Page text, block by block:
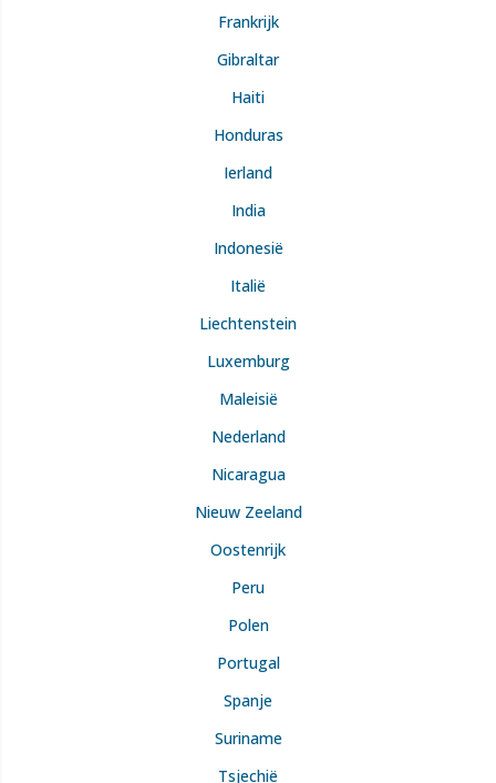
Frankrijk
Gibraltar
Haiti
Honduras
Ierland
India
Indonesië
Italië
Liechtenstein
Luxemburg
Maleisië
Nederland
Nicaragua
Nieuw Zeeland
Oostenrijk
Peru
Polen
Portugal
Spanje
Suriname
Tsjechië